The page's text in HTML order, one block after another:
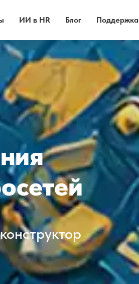
ИИ в HR Блог Поддержка